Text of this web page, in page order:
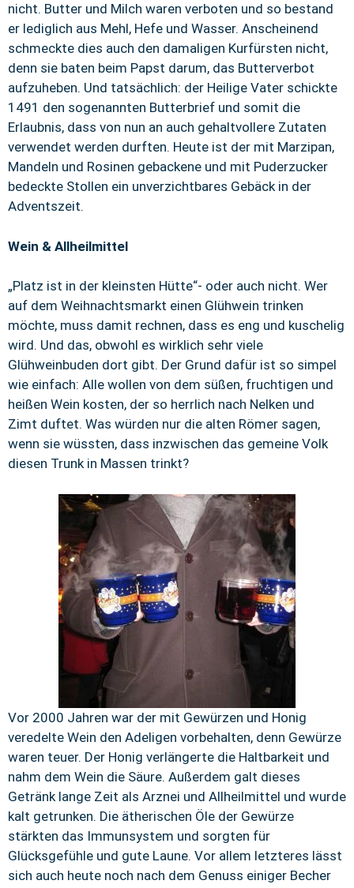
nicht. Butter und Milch waren verboten und so bestand
er lediglich aus Mehl, Hefe und Wasser. Anscheinend
schmeckte dies auch den damaligen Kurfürsten nicht,
denn sie baten beim Papst darum, das Butterverbot
aufzuheben. Und tatsächlich: der Heilige Vater schickte
1491 den sogenannten Butterbrief und somit die
Erlaubnis, dass von nun an auch gehaltvollere Zutaten
verwendet werden durften. Heute ist der mit Marzipan,
Mandeln und Rosinen gebackene und mit Puderzucker
bedeckte Stollen ein unverzichtbares Gebäck in der
Adventszeit.
Wein & Allheilmittel
„Platz ist in der kleinsten Hütte“- oder auch nicht. Wer
auf dem Weihnachtsmarkt einen Glühwein trinken
möchte, muss damit rechnen, dass es eng und kuschelig
wird. Und das, obwohl es wirklich sehr viele
Glühweinbuden dort gibt. Der Grund dafür ist so simpel
wie einfach: Alle wollen von dem süßen, fruchtigen und
heißen Wein kosten, der so herrlich nach Nelken und
Zimt duftet. Was würden nur die alten Römer sagen,
wenn sie wüssten, dass inzwischen das gemeine Volk
diesen Trunk in Massen trinkt?
Vor 2000 Jahren war der mit Gewürzen und Honig
veredelte Wein den Adeligen vorbehalten, denn Gewürze
waren teuer. Der Honig verlängerte die Haltbarkeit und
nahm dem Wein die Säure. Außerdem galt dieses
Getränk lange Zeit als Arznei und Allheilmittel und wurde
kalt getrunken. Die ätherischen Öle der Gewürze
stärkten das Immunsystem und sorgten für
Glücksgefühle und gute Laune. Vor allem letzteres lässt
sich auch heute noch nach dem Genuss einiger Becher